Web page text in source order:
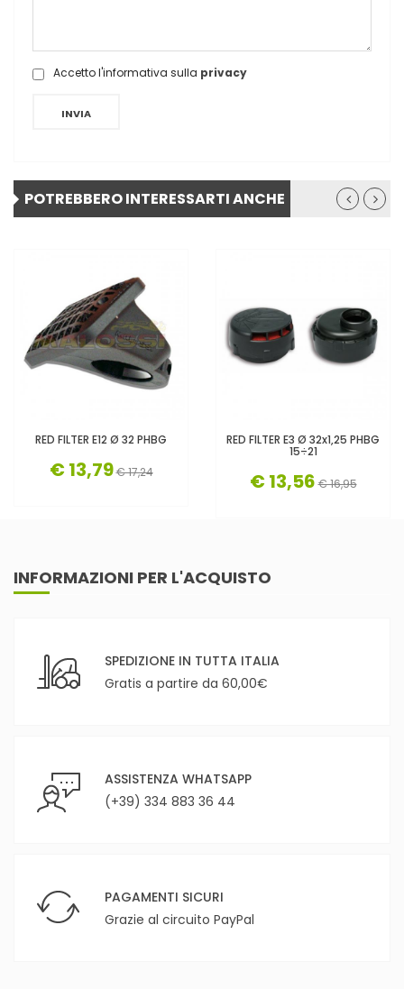
Accetto l'informativa sulla privacy
INVIA
POTREBBERO INTERESSARTI ANCHE
RED FILTER E12 Ø 32 PHBG
€ 13,79€ 17,24
RED FILTER E3 Ø 32x1,25 PHBG
15÷21
€ 13,56 € 16,95
INFORMAZIONI PER L'ACQUISTO
SPEDIZIONE IN TUTTA ITALIA
Gratis a partire da 60,00€
ASSISTENZA WHATSAPP
(+39) 334 883 36 44
PAGAMENTI SICURI
Grazie al circuito PayPal